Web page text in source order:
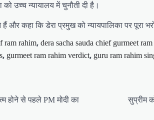
उच्च न्यायालय में चुनौती दी है।
कहा कि डेरा प्रमुख को न्यायपालिका पर पूरा
ram rahim, dera sacha sauda chief gurmeet
, gurmeet ram rahim verdict, guru ram rahim
होने से पहले PM मोदी का
सुप्रीम